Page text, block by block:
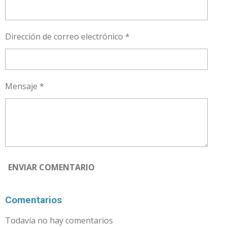
Dirección de correo electrónico *
Mensaje *
ENVIAR COMENTARIO
Comentarios
Todavía no hay comentarios